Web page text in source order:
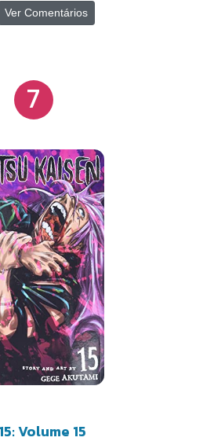
Ver Comentários
7
Volume 15